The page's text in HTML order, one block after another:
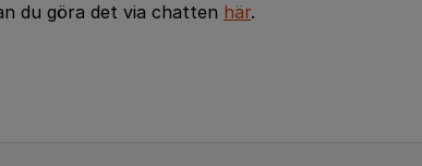
du göra det via chatten här.